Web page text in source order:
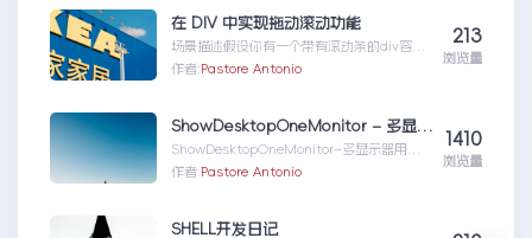
在 DIV 中实现拖动滚动功能
场景描述假设你有一个带有滚动条的div容
器，你希望用户可以通过拖动鼠标来滚动内
作者:Pastore Antonio
213
浏览量
ShowDesktopOneMonitor – 多显示器用户：在当前显示器上单独显示桌面（Win + D）[Windows] – 小众软件
ShowDesktopOneMonitor–多显示器用
户：在当前显示器上单独显示桌
（Win+D）[Windows]–小众软件
作者:Pastore Antonio
1410
浏览量
SHELL开发日记